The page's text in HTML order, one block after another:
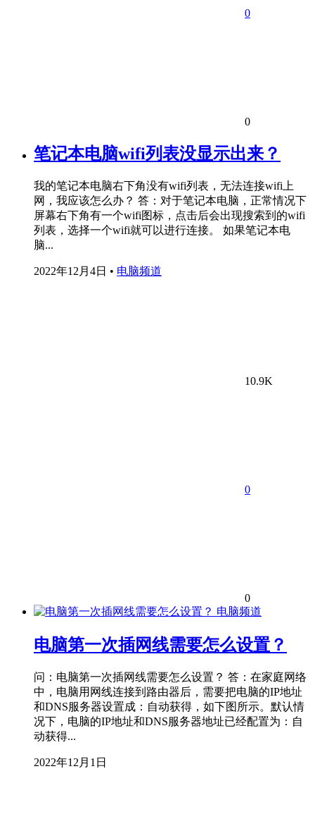
0
0
笔记本电脑wifi列表没显示出来？
我的笔记本电脑右下角没有wifi列表，无法连接wifi上
网，我应该怎么办？ 答：对于笔记本电脑，正常情况下
屏幕右下角有一个wifi图标，点击后会出现搜索到的wifi
列表，选择一个wifi就可以进行连接。 如果笔记本电
脑...
2022年12月4日 • 电脑频道
10.9K
0
0
电脑频道
电脑第一次插网线需要怎么设置？
问：电脑第一次插网线需要怎么设置？ 答：在家庭网络
中，电脑用网线连接到路由器后，需要把电脑的IP地址
和DNS服务器设置成：自动获得，如下图所示。默认情
况下，电脑的IP地址和DNS服务器地址已经配置为：自
动获得...
2022年12月1日